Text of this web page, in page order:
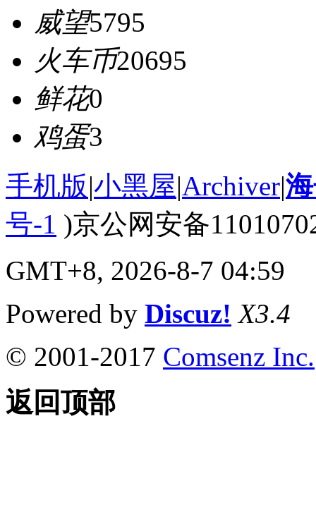
威望5795
火车币20695
鲜花0
鸡蛋3
手机版|小黑屋|Archiver|
号-1 )京公网安备
GMT+8, 2026-8-7 04:59
Powered by Discuz! X3.4
© 2001-2017 Comsenz Inc.
返回顶部